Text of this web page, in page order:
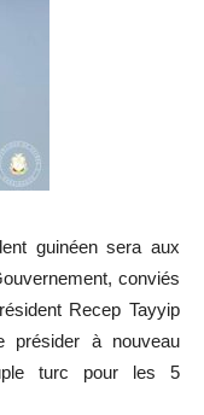
guinéen sera aux
conviés
Recep Tayyip
présider à nouveau
turc pour les 5